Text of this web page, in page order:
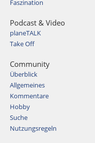
Faszination
Podcast & Video
planeTALK
Take Off
Community
Überblick
Allgemeines
Kommentare
Hobby
Suche
Nutzungsregeln